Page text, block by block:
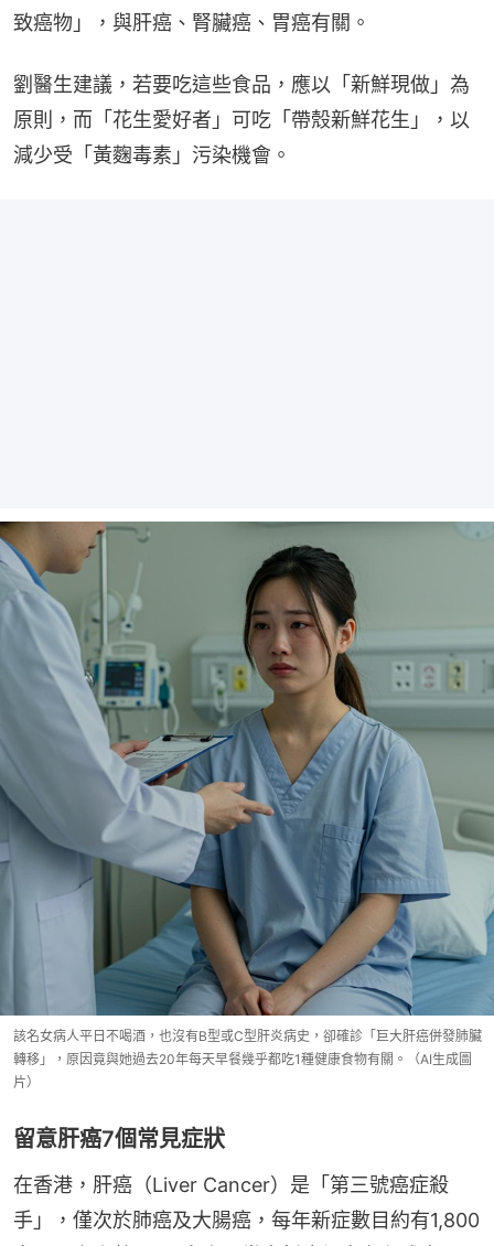
致癌物」，與肝癌、腎臟癌、胃癌有關。
劉醫生建議，若要吃這些食品，應以「新鮮現做」為
原則，而「花生愛好者」可吃「帶殼新鮮花生」，以
減少受「黃麴毒素」污染機會。
該名女病人平日不喝酒，也沒有B型或C型肝炎病史，卻確診「巨大肝癌併發肺臟
轉移」，原因竟與她過去20年每天早餐幾乎都吃1種健康食物有關。（AI生成圖
片）
留意肝癌7個常見症狀
在香港，肝癌（Liver Cancer）是「第三號癌症殺
手」，僅次於肺癌及大腸癌，每年新症數目約有1,800